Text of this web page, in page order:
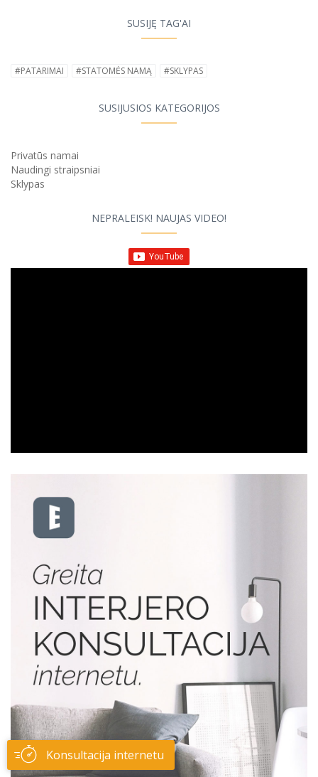
SUSIJĘ TAG'AI
#PATARIMAI #STATOMĖS NAMĄ #SKLYPAS
SUSIJUSIOS KATEGORIJOS
Privatūs namai
Naudingi straipsniai
Sklypas
NEPRALEISK! NAUJAS VIDEO!
Konsultacija internetu